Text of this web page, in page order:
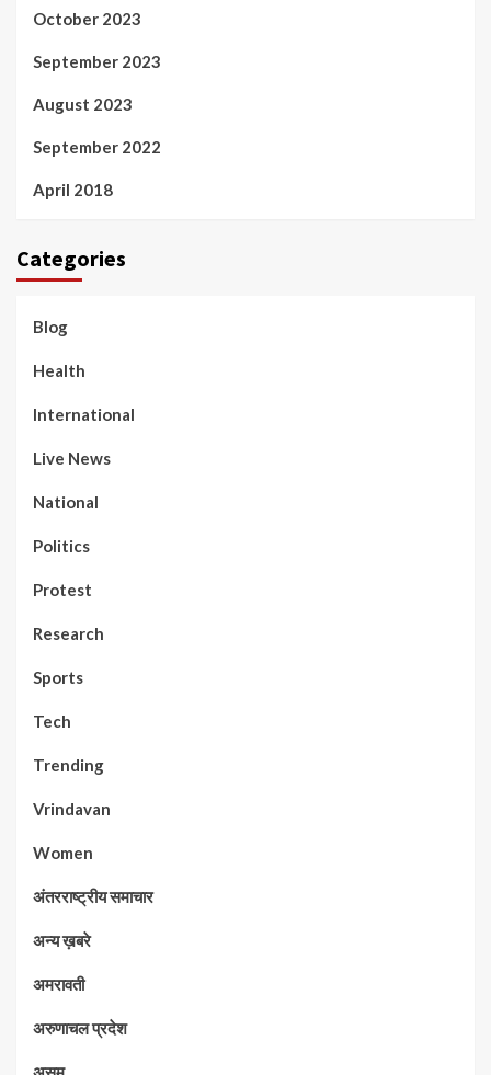
October 2023
September 2023
August 2023
September 2022
April 2018
Categories
Blog
Health
International
Live News
National
Politics
Protest
Research
Sports
Tech
Trending
Vrindavan
Women
अंतरराष्ट्रीय समाचार
अन्य ख़बरे
अमरावती
अरुणाचल प्रदेश